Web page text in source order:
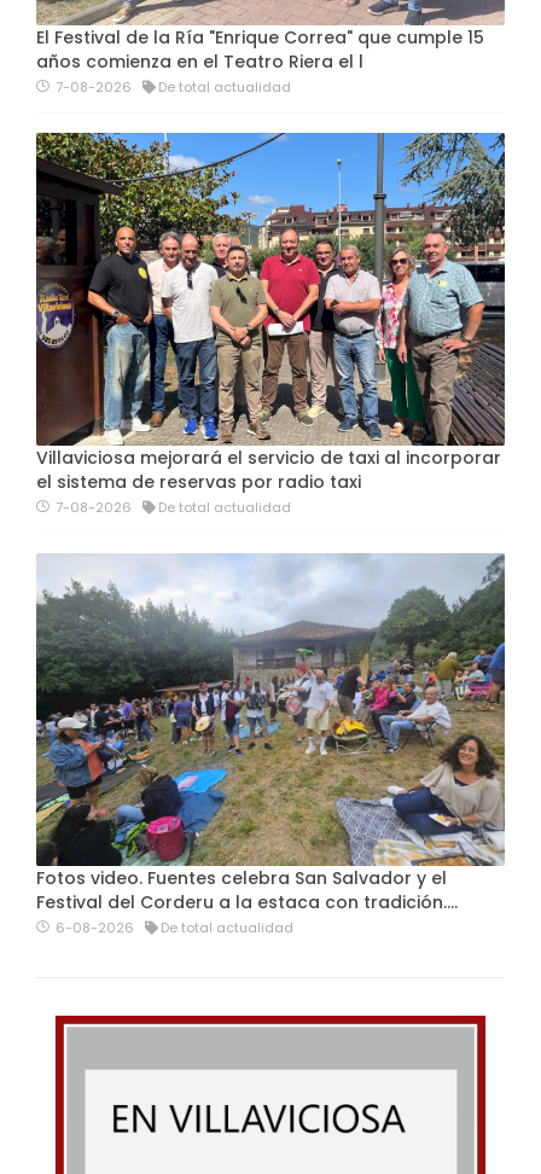
El Festival de la Ría "Enrique Correa" que cumple 15
años comienza en el Teatro Riera el l
7-08-2026 De total actualidad
Villaviciosa mejorará el servicio de taxi al incorporar
el sistema de reservas por radio taxi
7-08-2026 De total actualidad
Fotos video. Fuentes celebra San Salvador y el
Festival del Corderu a la estaca con tradición....
6-08-2026 De total actualidad